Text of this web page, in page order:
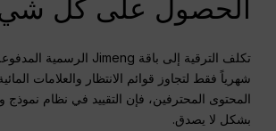
الحصول على كل
شهرياً فقط لتجاوز قوائم الانتظار والعلامات
المحتوى المحترفين، فإن التقييد في نظام نموذج
بشكل لا يصدق.